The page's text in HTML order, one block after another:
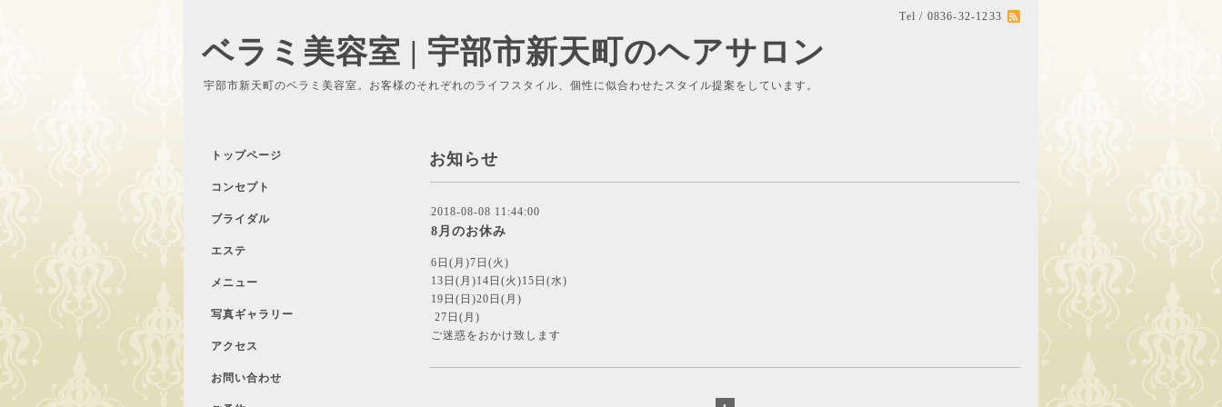
Tel / 0836-32-1233
ベラミ美容室 | 宇部市新天町のヘアサロン
宇部市新天町のベラミ美容室。お客様のそれぞれのライフスタイル、個性に似合わせたスタイル提案をしています。
お知らせ
2018-08-08 11:44:00
8月のお休み
6日(月)7日(火)
13日(月)14日(火)15日(水)
19日(日)20日(月)
27日(月)
ご迷惑をおかけ致します
トップページ
コンセプト
ブライダル
エステ
メニュー
写真ギャラリー
アクセス
お問い合わせ